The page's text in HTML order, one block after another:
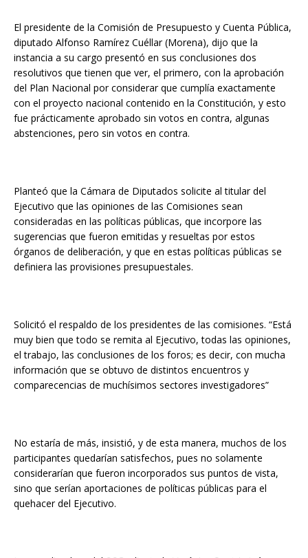
El presidente de la Comisión de Presupuesto y Cuenta Pública,
diputado Alfonso Ramírez Cuéllar (Morena), dijo que la
instancia a su cargo presentó en sus conclusiones dos
resolutivos que tienen que ver, el primero, con la aprobación
del Plan Nacional por considerar que cumplía exactamente
con el proyecto nacional contenido en la Constitución, y esto
fue prácticamente aprobado sin votos en contra, algunas
abstenciones, pero sin votos en contra.
Planteó que la Cámara de Diputados solicite al titular del
Ejecutivo que las opiniones de las Comisiones sean
consideradas en las políticas públicas, que incorpore las
sugerencias que fueron emitidas y resueltas por estos
órganos de deliberación, y que en estas políticas públicas se
definiera las provisiones presupuestales.
Solicitó el respaldo de los presidentes de las comisiones. “Está
muy bien que todo se remita al Ejecutivo, todas las opiniones,
el trabajo, las conclusiones de los foros; es decir, con mucha
información que se obtuvo de distintos encuentros y
comparecencias de muchísimos sectores investigadores”
No estaría de más, insistió, y de esta manera, muchos de los
participantes quedarían satisfechos, pues no solamente
considerarían que fueron incorporados sus puntos de vista,
sino que serían aportaciones de políticas públicas para el
quehacer del Ejecutivo.